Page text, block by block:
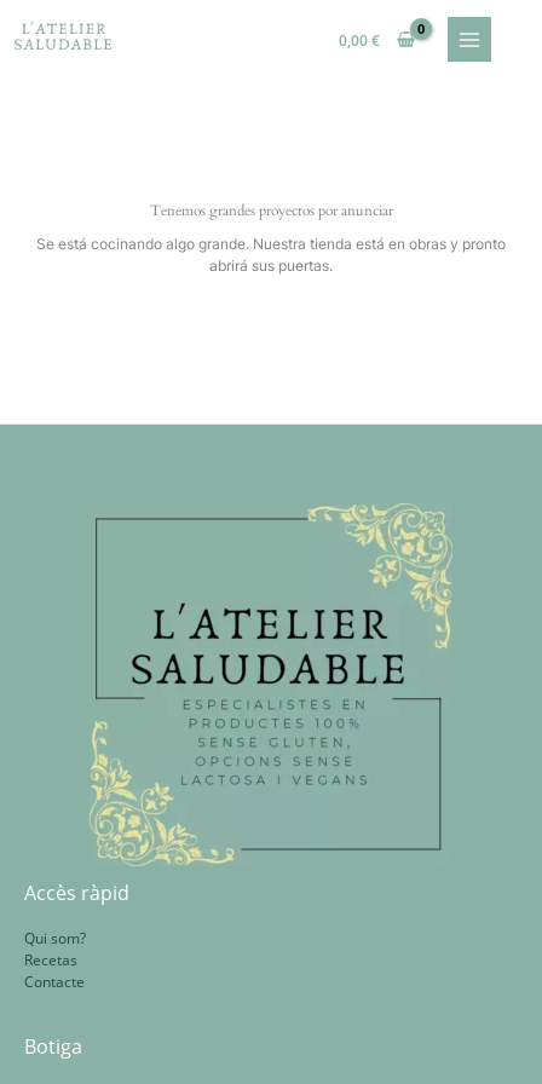
contenido
0,00€
Tenemos grandes proyectos por anunciar
Se está cocinando algo grande. Nuestra tienda está en obras y pronto
abrirá sus puertas.
Accès ràpid
Qui som?
Recetas
Contacte
Botiga